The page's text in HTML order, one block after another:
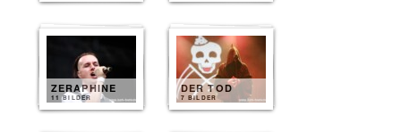
ZERAPHINE
11 BILDER
DER TOD
7 BILDER